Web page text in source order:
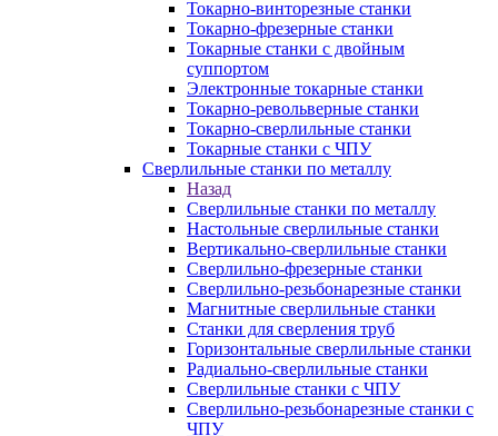
Токарно-винторезные станки
Токарно-фрезерные станки
Токарные станки с двойным
суппортом
Электронные токарные станки
Токарно-револьверные станки
Токарно-сверлильные станки
Токарные станки с ЧПУ
Сверлильные станки по металлу
Назад
Сверлильные станки по металлу
Настольные сверлильные станки
Вертикально-сверлильные станки
Сверлильно-фрезерные станки
Сверлильно-резьбонарезные станки
Магнитные сверлильные станки
Станки для сверления труб
Горизонтальные сверлильные станки
Радиально-сверлильные станки
Сверлильные станки с ЧПУ
Сверлильно-резьбонарезные станки с
ЧПУ